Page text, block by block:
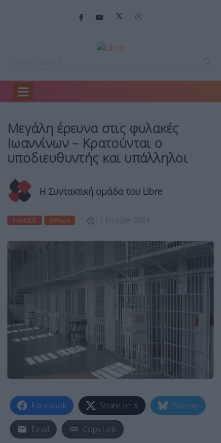
Home
Μεγάλη έρευνα στις φυλακές
Ιωαννίνων – Κρατούνται ο
υποδιευθυντής και υπάλληλοι
Η Συντακτική ομάδα του Libre
ΕΙΔΉΣΕΙΣ ΕΛΛΆΔΑ 1 Ιουλίου, 2024
Facebook Share on X Bluesky
Email Copy Link